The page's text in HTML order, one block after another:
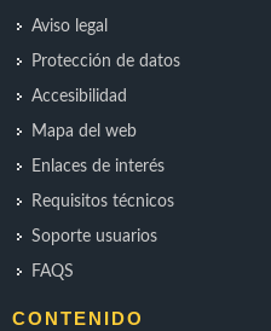
Aviso legal
Protección de datos
Accesibilidad
Mapa del web
Enlaces de interés
Requisitos técnicos
Soporte usuarios
FAQS
CONTENIDO